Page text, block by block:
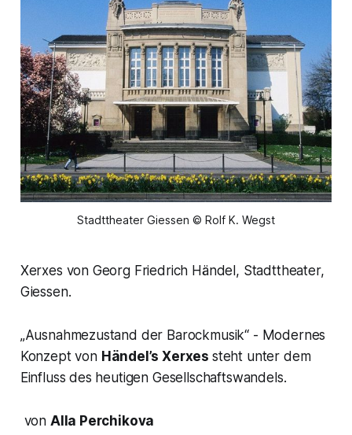
Stadttheater Giessen © Rolf K. Wegst
Xerxes von Georg Friedrich Händel, Stadttheater,
Giessen.
„Ausnahmezustand der Barockmusik“ - Modernes
Konzept von Händel’sXerxes steht unter dem
Einfluss des heutigen Gesellschaftswandels.
von Alla Perchikova